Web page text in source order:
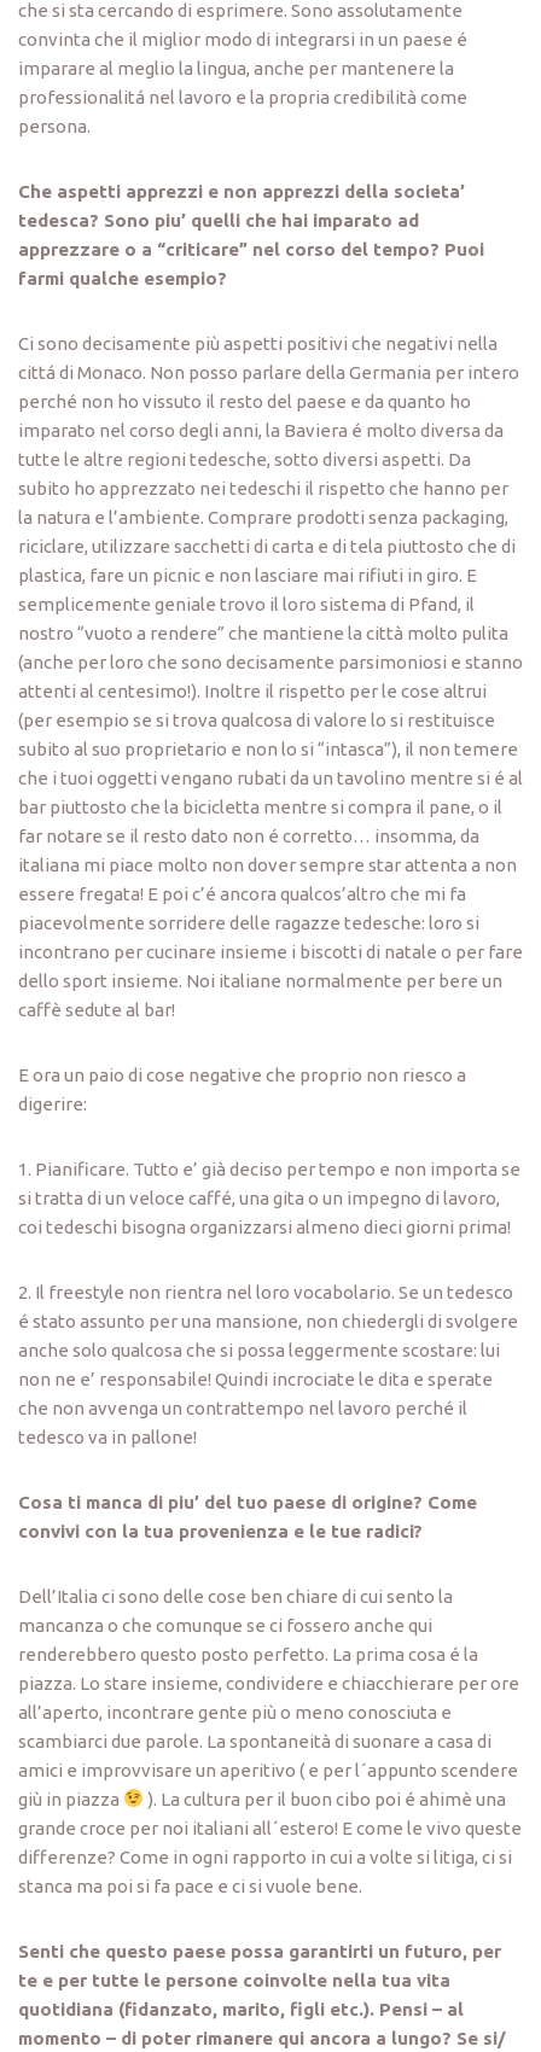
che si sta cercando di esprimere. Sono assolutamente
convinta che il miglior modo di integrarsi in un paese é
imparare al meglio la lingua, anche per mantenere la
professionalitá nel lavoro e la propria credibilità come
persona.
Che aspetti apprezzi e non apprezzi della societa’
tedesca? Sono piu’ quelli che hai imparato ad
apprezzare o a “criticare” nel corso del tempo? Puoi
farmi qualche esempio?
Ci sono decisamente più aspetti positivi che negativi nella
cittá di Monaco. Non posso parlare della Germania per intero
perché non ho vissuto il resto del paese e da quanto ho
imparato nel corso degli anni, la Baviera é molto diversa da
tutte le altre regioni tedesche, sotto diversi aspetti. Da
subito ho apprezzato nei tedeschi il rispetto che hanno per
la natura e l’ambiente. Comprare prodotti senza packaging,
riciclare, utilizzare sacchetti di carta e di tela piuttosto che di
plastica, fare un picnic e non lasciare mai rifiuti in giro. E
semplicemente geniale trovo il loro sistema di Pfand, il
nostro “vuoto a rendere” che mantiene la città molto pulita
(anche per loro che sono decisamente parsimoniosi e stanno
attenti al centesimo!). Inoltre il rispetto per le cose altrui
(per esempio se si trova qualcosa di valore lo si restituisce
subito al suo proprietario e non lo si “intasca”), il non temere
che i tuoi oggetti vengano rubati da un tavolino mentre si é al
bar piuttosto che la bicicletta mentre si compra il pane, o il
far notare se il resto dato non é corretto… insomma, da
italiana mi piace molto non dover sempre star attenta a non
essere fregata! E poi c’é ancora qualcos’altro che mi fa
piacevolmente sorridere delle ragazze tedesche: loro si
incontrano per cucinare insieme i biscotti di natale o per fare
dello sport insieme. Noi italiane normalmente per bere un
caffè sedute al bar!
E ora un paio di cose negative che proprio non riesco a
digerire:
1. Pianificare. Tutto e’ già deciso per tempo e non importa se
si tratta di un veloce caffé, una gita o un impegno di lavoro,
coi tedeschi bisogna organizzarsi almeno dieci giorni prima!
2. Il freestyle non rientra nel loro vocabolario. Se un tedesco
é stato assunto per una mansione, non chiedergli di svolgere
anche solo qualcosa che si possa leggermente scostare: lui
non ne e’ responsabile! Quindi incrociate le dita e sperate
che non avvenga un contrattempo nel lavoro perché il
tedesco va in pallone!
Cosa ti manca di piu’ del tuo paese di origine? Come
convivi con la tua provenienza e le tue radici?
Dell’Italia ci sono delle cose ben chiare di cui sento la
mancanza o che comunque se ci fossero anche qui
renderebbero questo posto perfetto. La prima cosa é la
piazza. Lo stare insieme, condividere e chiacchierare per ore
all’aperto, incontrare gente più o meno conosciuta e
scambiarci due parole. La spontaneità di suonare a casa di
amici e improvvisare un aperitivo ( e per l´appunto scendere
giù in piazza
). La cultura per il buon cibo poi é ahimè una
grande croce per noi italiani all´estero! E come le vivo queste
differenze? Come in ogni rapporto in cui a volte si litiga, ci si
stanca ma poi si fa pace e ci si vuole bene.
Senti che questo paese possa garantirti un futuro, per
te e per tutte le persone coinvolte nella tua vita
quotidiana (fidanzato, marito, figli etc.). Pensi – al
momento – di poter rimanere qui ancora a lungo? Se si/